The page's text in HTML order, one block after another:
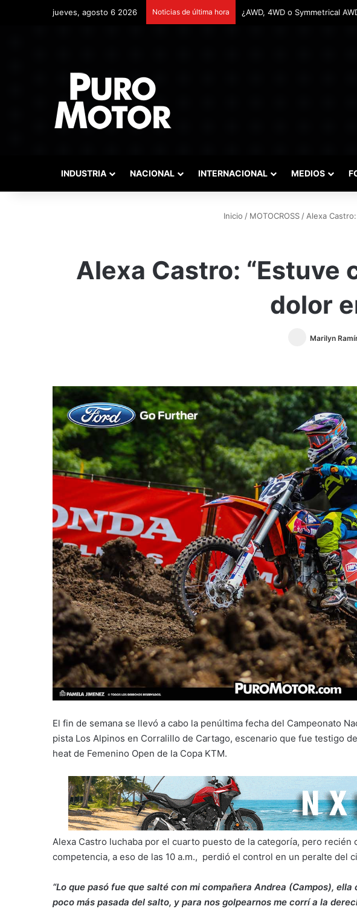
jueves, agosto 6 2026 Noticias de última hora Remontadas marcaron el
INDUSTRIA NACIONAL INTERNACIONAL MEDIOS
Inicio / MOTOCROSS / Alexa
Alexa Castro: “Estuve
dolor
Marilyn
El fin de semana se llevó a cabo la penúltima fecha del Campeonato
pista Los Alpinos en Corralillo de Cartago, escenario que fue testigo
heat de Femenino Open de la Copa KTM.
Alexa Castro luchaba por el cuarto puesto de la categoría, pero recién
competencia, a eso de las 10 a.m., perdió el control en un peralte del
“Lo que pasó fue que salté con mi compañera Andrea (Campos),
poco más pasada del salto, y para nos golpearnos me corrí a la